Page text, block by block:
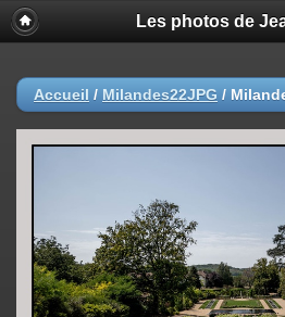
Les photos de
Accueil / Milandes22JPG /